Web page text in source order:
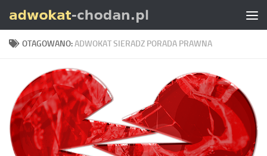
Skip to content
OTAGOWANO:ADWOKAT SIERADZ PORADA PRAWNA